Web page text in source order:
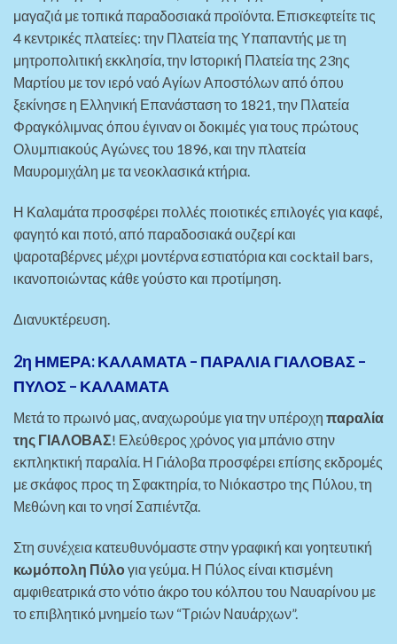
μαγαζιά με τοπικά παραδοσιακά προϊόντα. Επισκεφτείτε τις
4 κεντρικές πλατείες: την Πλατεία της Υπαπαντής με τη
μητροπολιτική εκκλησία, την Ιστορική Πλατεία της 23ης
Μαρτίου με τον ιερό ναό Αγίων Αποστόλων από όπου
ξεκίνησε η Ελληνική Επανάσταση το 1821, την Πλατεία
Φραγκόλιμνας όπου έγιναν οι δοκιμές για τους πρώτους
Ολυμπιακούς Αγώνες του 1896, και την πλατεία
Μαυρομιχάλη με τα νεοκλασικά κτήρια.
Η Καλαμάτα προσφέρει πολλές ποιοτικές επιλογές για καφέ,
φαγητό και ποτό, από παραδοσιακά ουζερί και
ψαροταβέρνες μέχρι μοντέρνα εστιατόρια και cocktail bars,
ικανοποιώντας κάθε γούστο και προτίμηση.
Διανυκτέρευση.
2η ΗΜΕΡΑ: ΚΑΛΑΜΑΤΑ – ΠΑΡΑΛΙΑ ΓΙΑΛΟΒΑΣ –
ΠΥΛΟΣ – ΚΑΛΑΜΑΤΑ
Μετά το πρωινό μας, αναχωρούμε για την υπέροχη παραλία
της ΓΙΑΛΟΒΑΣ! Ελεύθερος χρόνος για μπάνιο στην
εκπληκτική παραλία. Η Γιάλοβα προσφέρει επίσης εκδρομές
με σκάφος προς τη Σφακτηρία, το Νιόκαστρο της Πύλου, τη
Μεθώνη και το νησί Σαπιέντζα.
Στη συνέχεια κατευθυνόμαστε στην γραφική και γοητευτική
κωμόπολη Πύλογια γεύμα. Η Πύλος είναι κτισμένη
αμφιθεατρικά στο νότιο άκρο του κόλπου του Ναυαρίνου με
το επιβλητικό μνημείο των “Τριών Ναυάρχων”.